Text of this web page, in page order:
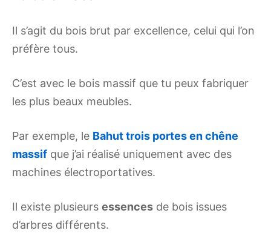
Il s’agit du bois brut par excellence, celui qui l’on
préfère tous.
C’est avec le bois massif que tu peux fabriquer
les plus beaux meubles.
Par exemple, le Bahut trois portes en chêne
massif que j’ai réalisé uniquement avec des
machines électroportatives.
Il existe plusieurs essences de bois issues
d’arbres différents.